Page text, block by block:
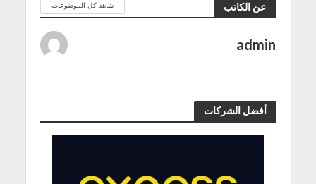
عن الكاتب شاهد كل الموضوعات
admin
أفضل الشركات